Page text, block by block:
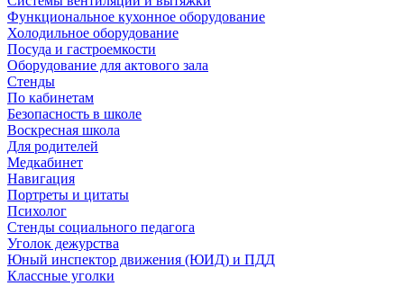
Функциональное кухонное оборудование
Холодильное оборудование
Посуда и гастроемкости
Оборудование для актового зала
Стенды
По кабинетам
Безопасность в школе
Воскресная школа
Для родителей
Медкабинет
Навигация
Портреты и цитаты
Психолог
Стенды социального педагога
Уголок дежурства
Юный инспектор движения (ЮИД) и ПДД
Классные уголки